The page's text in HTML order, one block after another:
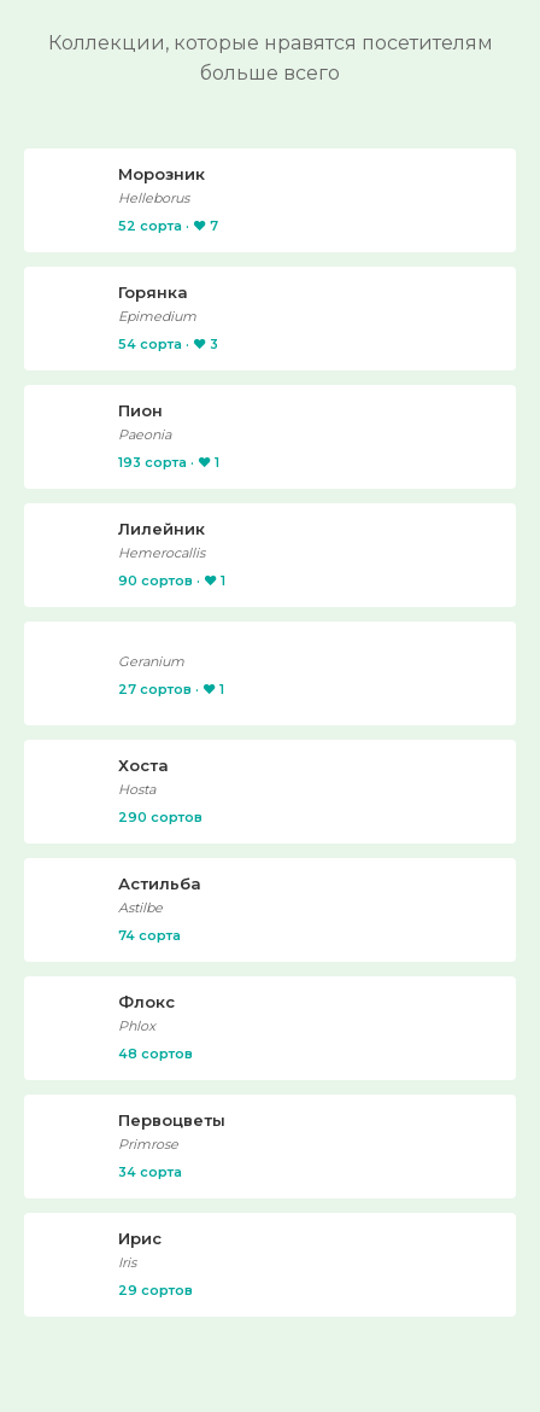
Коллекции, которые нравятся посетителям
больше всего
Морозник
Helleborus
52 сорта · ❤️ 7
Горянка
Epimedium
54 сорта · ❤️ 3
Пион
Paeonia
193 сорта · ❤️ 1
Лилейник
Hemerocallis
90 сортов · ❤️ 1
Geranium
27 сортов · ❤️ 1
Хоста
Hosta
290 сортов
Астильба
Astilbe
74 сорта
Флокс
Phlox
48 сортов
Первоцветы
Primrose
34 сорта
Ирис
Iris
29 сортов